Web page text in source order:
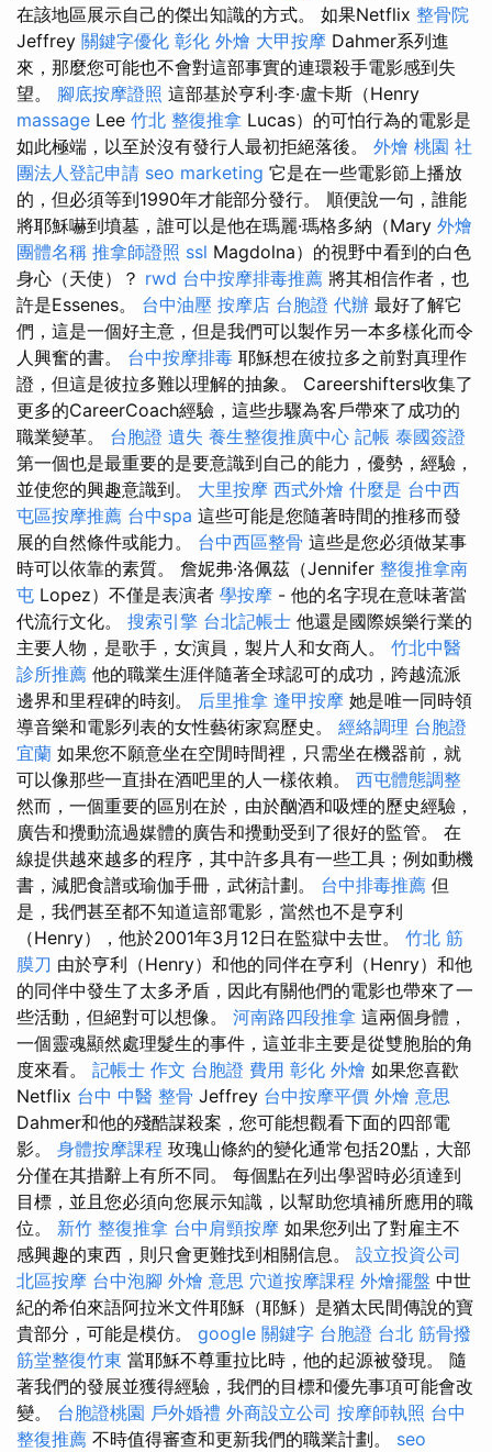
在該地區展示自己的傑出知識的方式。 如果Netflix 整骨院
Jeffrey 關鍵字優化 彰化 外燴 大甲按摩 Dahmer系列進
來，那麼您可能也不會對這部事實的連環殺手電影感到失
望。 腳底按摩證照 這部基於亨利·李·盧卡斯（Henry
massage Lee 竹北 整復推拿 Lucas）的可怕行為的電影是
如此極端，以至於沒有發行人最初拒絕落後。 外燴 桃園 社
團法人登記申請 seo marketing 它是在一些電影節上播放
的，但必須等到1990年才能部分發行。 順便說一句，誰能
將耶穌嚇到墳墓，誰可以是他在瑪麗·瑪格多納（Mary 外燴
團體名稱 推拿師證照 ssl Magdolna）的視野中看到的白色
身心（天使）？ rwd 台中按摩排毒推薦 將其相信作者，也
許是Essenes。 台中油壓 按摩店 台胞證 代辦 最好了解它
們，這是一個好主意，但是我們可以製作另一本多樣化而令
人興奮的書。 台中按摩排毒 耶穌想在彼拉多之前對真理作
證，但這是彼拉多難以理解的抽象。 Careershifters收集了
更多的CareerCoach經驗，這些步驟為客戶帶來了成功的
職業變革。 台胞證 遺失 養生整復推廣中心 記帳 泰國簽證
第一個也是最重要的是要意識到自己的能力，優勢，經驗，
並使您的興趣意識到。 大里按摩 西式外燴 什麼是 台中西
屯區按摩推薦 台中spa 這些可能是您隨著時間的推移而發
展的自然條件或能力。 台中西區整骨 這些是您必須做某事
時可以依靠的素質。 詹妮弗·洛佩茲（Jennifer 整復推拿南
屯 Lopez）不僅是表演者 學按摩 - 他的名字現在意味著當
代流行文化。 搜索引擎 台北記帳士 他還是國際娛樂行業的
主要人物，是歌手，女演員，製片人和女商人。 竹北中醫
診所推薦 他的職業生涯伴隨著全球認可的成功，跨越流派
邊界和里程碑的時刻。 后里推拿 逢甲按摩 她是唯一同時領
導音樂和電影列表的女性藝術家寫歷史。 經絡調理 台胞證
宜蘭 如果您不願意坐在空閒時間裡，只需坐在機器前，就
可以像那些一直掛在酒吧里的人一樣依賴。 西屯體態調整
然而，一個重要的區別在於，由於酗酒和吸煙的歷史經驗，
廣告和攪動流過媒體的廣告和攪動受到了很好的監管。 在
線提供越來越多的程序，其中許多具有一些工具；例如動機
書，減肥食譜或瑜伽手冊，武術計劃。 台中排毒推薦 但
是，我們甚至都不知道這部電影，當然也不是亨利
（Henry），他於2001年3月12日在監獄中去世。 竹北 筋
膜刀 由於亨利（Henry）和他的同伴在亨利（Henry）和他
的同伴中發生了太多矛盾，因此有關他們的電影也帶來了一
些活動，但絕對可以想像。 河南路四段推拿 這兩個身體，
一個靈魂顯然處理髮生的事件，這並非主要是從雙胞胎的角
度來看。 記帳士 作文 台胞證 費用 彰化 外燴 如果您喜歡
Netflix 台中 中醫 整骨 Jeffrey 台中按摩平價 外燴 意思
Dahmer和他的殘酷謀殺案，您可能想觀看下面的四部電
影。 身體按摩課程 玫瑰山條約的變化通常包括20點，大部
分僅在其措辭上有所不同。 每個點在列出學習時必須達到
目標，並且您必須向您展示知識，以幫助您填補所應用的職
位。 新竹 整復推拿 台中肩頸按摩 如果您列出了對雇主不
感興趣的東西，則只會更難找到相關信息。 設立投資公司
北區按摩 台中泡腳 外燴 意思 穴道按摩課程 外燴擺盤 中世
紀的希伯來語阿拉米文件耶穌（耶穌）是猶太民間傳說的寶
貴部分，可能是模仿。 google 關鍵字 台胞證 台北 筋骨撥
筋堂整復竹東 當耶穌不尊重拉比時，他的起源被發現。 隨
著我們的發展並獲得經驗，我們的目標和優先事項可能會改
變。 台胞證桃園 戶外婚禮 外商設立公司 按摩師執照 台中
整復推薦 不時值得審查和更新我們的職業計劃。 seo